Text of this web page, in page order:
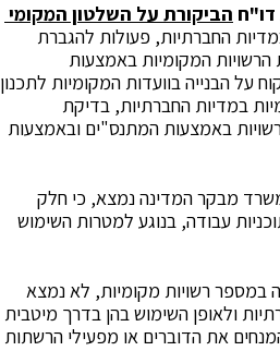
הביקורת על השלטון המקומי
החברתיות, פעולות להגברת
הרשויות המקומיות באמצעות
על הבנייה בוועדות המקומיות לתכנון
במדיות החברתיות, בדיקת
באמצעות המתנס"ים ובאמצעות
מבקר המדינה נמצא, כי חלק
עבודה, בנוגע למטרות השימוש
במספר רשויות מקומיות, לא נמצא
ולאופן השימוש בהן בדרך מיטבית
את הדוברים או מפעילי הרשתות